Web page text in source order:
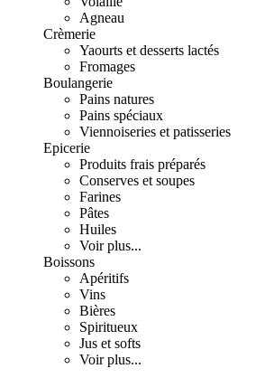
Agneau
Crèmerie
Yaourts et desserts lactés
Fromages
Boulangerie
Pains natures
Pains spéciaux
Viennoiseries et patisseries
Epicerie
Produits frais préparés
Conserves et soupes
Farines
Pâtes
Huiles
Voir plus...
Boissons
Apéritifs
Vins
Bières
Spiritueux
Jus et softs
Voir plus...